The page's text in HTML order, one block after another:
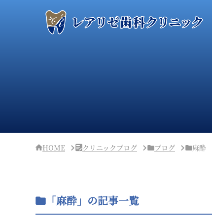
HOME クリニックブログ ブログ 麻酔
「麻酔」の記事一覧